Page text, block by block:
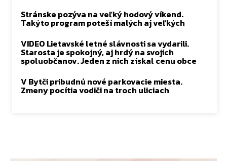
Stránske pozýva na veľký hodový víkend.
Takýto program poteší malých aj veľkých
VIDEO Lietavské letné slávnosti sa vydarili.
Starosta je spokojný, aj hrdý na svojich
spoluobčanov. Jeden z nich získal cenu obce
V Bytči pribudnú nové parkovacie miesta.
Zmeny pocítia vodiči na troch uliciach